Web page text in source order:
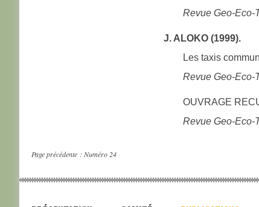
Revue Geo-Eco-
J. ALOKO (1999).
Les taxis
Revue Geo-Eco-
OUVRAGE
Revue Geo-Eco-
Page précédente : Numéro 24